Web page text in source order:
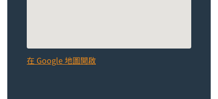
在 Google 地圖開啟